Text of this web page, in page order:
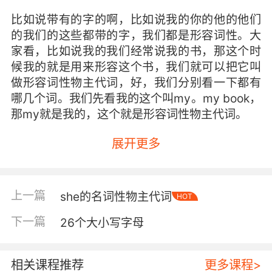
比如说带有的字的啊，比如说我的你的他的他们
的我们的这些都带的字，我们都是形容词性。大
家看，比如说我的我们经常说我的书，那这个时
候我的就是用来形容这个书，我们就可以把它叫
做形容词性物主代词，好，我们分别看一下都有
哪几个词。我们先看我的这个叫my。my book，
那my就是我的，这个就是形容词性物主代词。
第一个，好，那么再看一下你的这个叫your ，
他（她），和英语读音是不一样的，一个叫his，
一个叫her。this is his book。this is her book。
这个是男旁他和女旁她，然后还有一个动物的
叫 their。their book，他们的书。their。
展开更多
上一篇 she的名词性物主代词 HOT
下一篇 26个大小写字母
相关课程推荐 更多课程>